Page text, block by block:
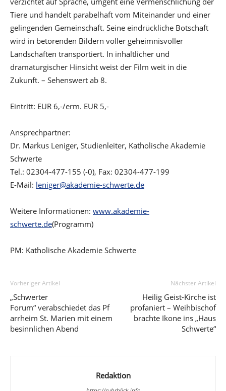
Tiere und handelt parabelhaft vom Miteinander und einer
gelingenden Gemeinschaft. Seine eindrückliche Botschaft
wird in betörenden Bildern voller geheimnisvoller
Landschaften transportiert. In inhaltlicher und
dramaturgischer Hinsicht weist der Film weit in die
Zukunft. – Sehenswert ab 8.
Eintritt: EUR 6,-/erm. EUR 5,-
Ansprechpartner:
Dr. Markus Leniger, Studienleiter, Katholische Akademie
Schwerte
Tel.: 02304-477-155 (-0), Fax: 02304-477-199
E-Mail: leniger@akademie-schwerte.de
Weitere Informationen: www.akademie-
schwerte.de(Programm)
PM: Katholische Akademie Schwerte
Vorheriger Artikel
„Schwerter
Forum“ verabschiedet das Pf
arrheim St. Marien mit einem
besinnlichen Abend
Nächster Artikel
Heilig Geist-Kirche ist
profaniert – Weihbischof
brachte Ikone ins „Haus
Schwerte“
Redaktion